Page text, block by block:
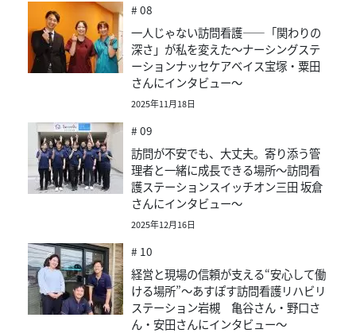
# 08
一人じゃない訪問看護——「関わりの
深さ」が私を変えた～ナーシングステ
ーションナッセケアベイス宝塚・粟田
さんにインタビュー～
2025年11月18日
# 09
訪問が不安でも、大丈夫。寄り添う管
理者と一緒に成長できる場所～訪問看
護ステーションスイッチオン三田 坂倉
さんにインタビュー～
2025年12月16日
# 10
経営と現場の信頼が支える“安心して働
ける場所”～あすぽす訪問看護リハビリ
ステーション岩槻 亀谷さん・野口さ
ん・安田さんにインタビュー～